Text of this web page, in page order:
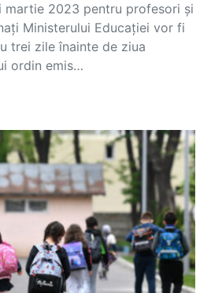
martie 2023 pentru profesori și
Ministerului Educației vor fi
trei zile înainte de ziua
ordin emis…